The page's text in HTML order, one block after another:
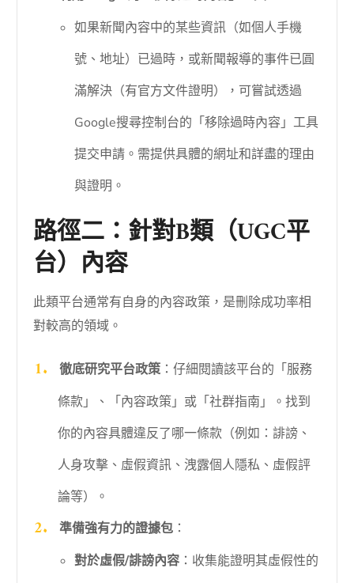
如果新聞內容中的某些資訊（如個人手機
號、地址）已過時，或新聞報導的事件已圓
滿解決（有官方文件證明），可嘗試透過
Google搜尋控制台的「移除過時內容」工具
提交申請。需提供具體的網址和詳盡的理由
與證明。
路徑二：針對B類（UGC平
台）內容
此類平台通常有自身的內容政策，是刪除成功率相
對較高的領域。
徹底研究平台政策：仔細閱讀該平台的「服務
條款」、「內容政策」或「社群指南」。找到
你的內容具體違反了哪一條款（例如：誹謗、
人身攻擊、虛假資訊、洩露個人隱私、虛假評
論等）。
準備強有力的證據包：
對於虛假/誹謗內容：收集能證明其虛假性的